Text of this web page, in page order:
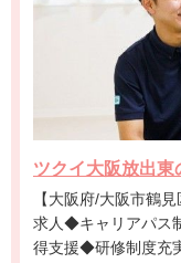
ツクイ大阪放出東
【大阪府/大阪市鶴見区】 ◆全国展開の大手法人デ
求人◆キャリアパス
得支援◆研修制度充